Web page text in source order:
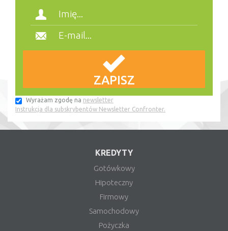
Wyrażam zgodę na newsletter
Instrukcja dla subskrybentów Newsletter Confronter.
KREDYTY
Gotówkowy
Hipoteczny
Firmowy
Samochodowy
Pożyczka